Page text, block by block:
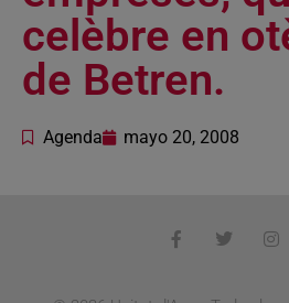
celèbre en
de Betren.
Agenda mayo 20, 2008